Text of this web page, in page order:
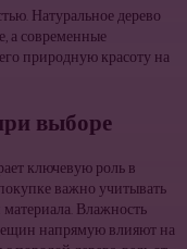
Натуральное дерево
а современные
природную красоту на
выборе
ключевую роль в
важно учитывать
Влажность
напрямую влияют на